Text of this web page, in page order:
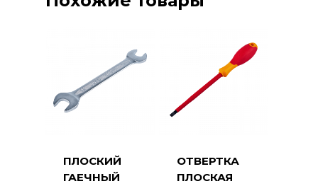
ПЛОСКИЙ
ГАЕЧНЫЙ
ОТВЕРТКА
ПЛОСКАЯ